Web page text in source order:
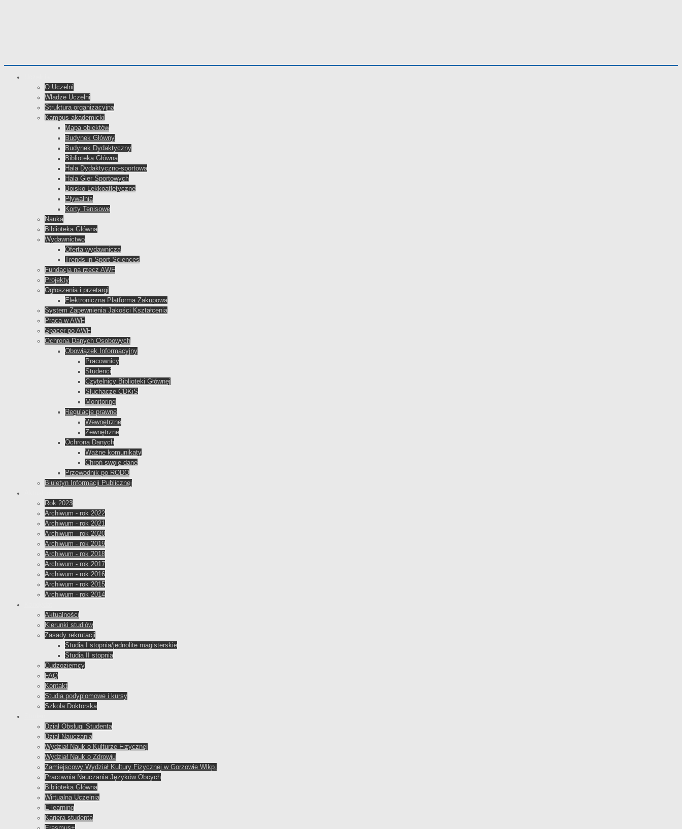
O Uczelni
Władze Uczelni
Struktura organizacyjna
Kampus akademicki
Mapa obiektów
Budynek Główny
Budynek Dydaktyczny
Biblioteka Główna
Hala Dydaktyczno-sportowa
Hala Gier Sportowych
Boisko Lekkoatletyczne
Pływalnia
Korty Tenisowe
Nauka
Biblioteka Główna
Wydawnictwo
Oferta wydawnicza
Trends in Sport Sciences
Fundacja na rzecz AWF
Projekty
Ogłoszenia i przetargi
Elektroniczna Platforma Zakupowa
System Zapewnienia Jakości Kształcenia
Praca w AWF
Spacer po AWF
Ochrona Danych Osobowych
Obowiązek Informacyjny
Pracownicy
Studenci
Czytelnicy Biblioteki Głównej
Słuchacze CDKiS
Monitoring
Regulacje prawne
Wewnętrzne
Zewnętrzne
Ochrona Danych
Ważne komunikaty
Chroń swoje dane
Przewodnik po RODO
Biuletyn Informacji Publicznej
Rok 2023
Archiwum - rok 2022
Archiwum - rok 2021
Archiwum - rok 2020
Archiwum - rok 2019
Archiwum - rok 2018
Archiwum - rok 2017
Archiwum - rok 2016
Archiwum - rok 2015
Archiwum - rok 2014
Aktualności
Kierunki studiów
Zasady rekrutacji
Studia I stopnia/jednolite magisterskie
Studia II stopnia
Cudzoziemcy
FAQ
Kontakt
Studia podyplomowe i kursy
Szkoła Doktorska
Dział Obsługi Studenta
Dział Nauczania
Wydział Nauk o Kulturze Fizycznej
Wydział Nauk o Zdrowiu
Zamiejscowy Wydział Kultury Fizycznej w Gorzowie Wlkp.
Pracownia Nauczania Języków Obcych
Biblioteka Główna
Wirtualna Uczelnia
E-learning
Kariera studenta